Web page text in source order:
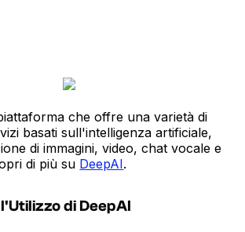
che offre una varietà di
basati sull'intelligenza artificiale,
di immagini, video, chat vocale e
di più su DeepAI.
di DeepAI